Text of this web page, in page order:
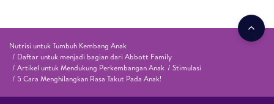
Nutrisi untuk Tumbuh Kembang Anak
Daftar untuk menjadi bagian dari Abbott Family
Artikel untuk Mendukung Perkembangan Anak
Stimulasi
5 Cara Menghilangkan Rasa Takut Pada Anak!